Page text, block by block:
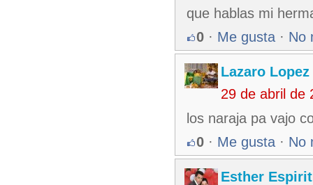
que hablas mi
0 · Me gusta · No
Lazaro Lopez
29 de abril de
los naraja pa vajo
0 · Me gusta · No
Esther